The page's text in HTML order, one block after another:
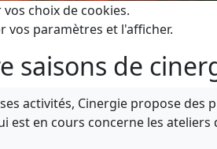
choix de cookies.
vos paramètres et l'afficher.
saisons de
activités, Cinergie propose des
est en cours concerne les